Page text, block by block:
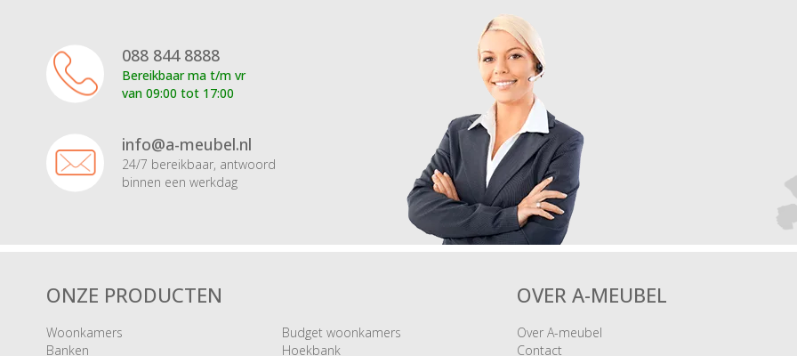
088 844 8888
Bereikbaar ma t/m vr
van 09:00 tot 17:00
info@a-meubel.nl
24/7 bereikbaar, antwoord
binnen een werkdag
ONZE PRODUCTEN
Woonkamers
Banken
Budget woonkamers
Hoekbank
OVER A-MEUBEL
Over A-meubel
Contact